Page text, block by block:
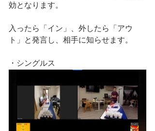
効となります。
入ったら「イン」、外したら「アウ
ト」と発言し、相手に知らせます。
・シングルス